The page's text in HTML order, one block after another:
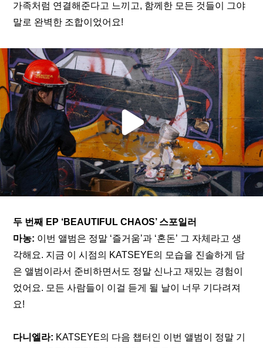
가족처럼 연결해준다고 느끼고, 함께한 모든 것들이 그야
말로 완벽한 조합이었어요!
두 번째 EP ‘BEAUTIFUL CHAOS’ 스포일러
마농: 이번 앨범은 정말 ‘즐거움’과 ‘혼돈’ 그 자체라고 생
각해요. 지금 이 시점의 KATSEYE의 모습을 진솔하게 담
은 앨범이라서 준비하면서도 정말 신나고 재밌는 경험이
었어요. 모든 사람들이 이걸 듣게 될 날이 너무 기다려져
요!
다니엘라: KATSEYE의 다음 챕터인 이번 앨범이 정말 기